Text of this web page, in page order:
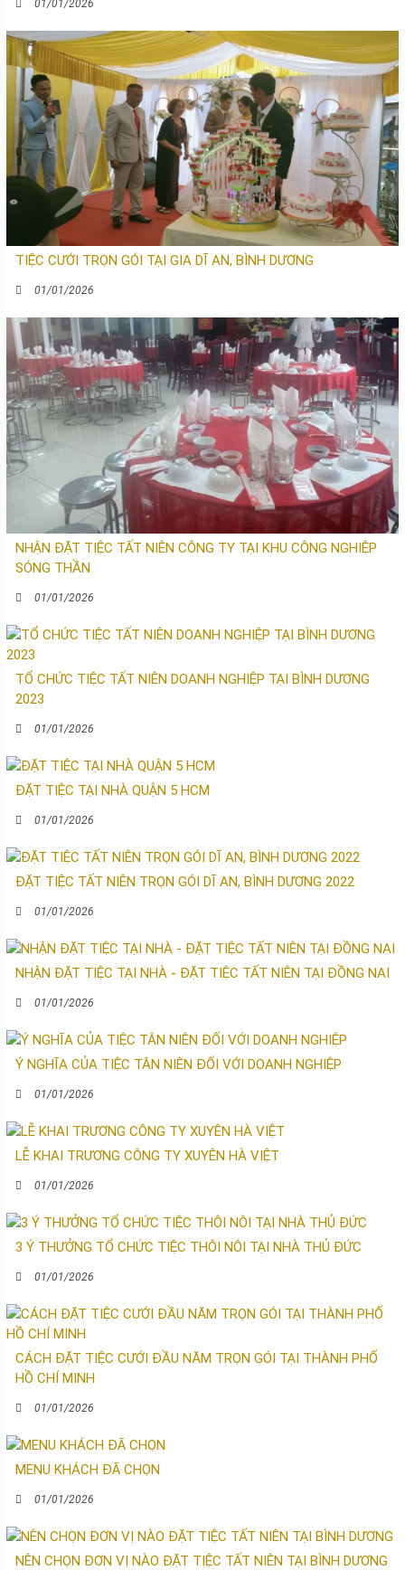
01/01/2026
TIỆC CƯỚI TRỌN GÓI TẠI GIA DĨ AN, BÌNH DƯƠNG
01/01/2026
NHẬN ĐẶT TIỆC TẤT NIÊN CÔNG TY TẠI KHU CÔNG NGHIỆP
SÓNG THẦN
01/01/2026
TỔ CHỨC TIỆC TẤT NIÊN DOANH NGHIỆP TẠI BÌNH DƯƠNG
2023
01/01/2026
ĐẶT TIỆC TẠI NHÀ QUẬN 5 HCM
01/01/2026
ĐẶT TIỆC TẤT NIÊN TRỌN GÓI DĨ AN, BÌNH DƯƠNG 2022
01/01/2026
NHẬN ĐẶT TIỆC TẠI NHÀ - ĐẶT TIỆC TẤT NIÊN TẠI ĐỒNG NAI
01/01/2026
Ý NGHĨA CỦA TIỆC TÂN NIÊN ĐỐI VỚI DOANH NGHIỆP
01/01/2026
LỄ KHAI TRƯƠNG CÔNG TY XUYÊN HÀ VIỆT
01/01/2026
3 Ý THƯỞNG TỔ CHỨC TIỆC THÔI NÔI TẠI NHÀ THỦ ĐỨC
01/01/2026
CÁCH ĐẶT TIỆC CƯỚI ĐẦU NĂM TRỌN GÓI TẠI THÀNH PHỐ
HỒ CHÍ MINH
01/01/2026
MENU KHÁCH ĐÃ CHỌN
01/01/2026
NÊN CHỌN ĐƠN VỊ NÀO ĐẶT TIỆC TẤT NIÊN TẠI BÌNH DƯƠNG